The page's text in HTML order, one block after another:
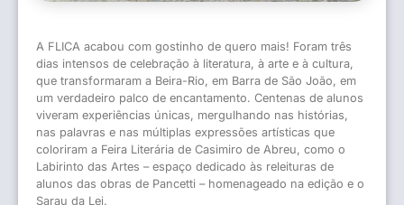
A FLICA acabou com gostinho de quero mais! Foram três
dias intensos de celebração à literatura, à arte e à cultura,
que transformaram a Beira-Rio, em Barra de São João, em
um verdadeiro palco de encantamento. Centenas de alunos
viveram experiências únicas, mergulhando nas histórias,
nas palavras e nas múltiplas expressões artísticas que
coloriram a Feira Literária de Casimiro de Abreu, como o
Labirinto das Artes – espaço dedicado às releituras de
alunos das obras de Pancetti – homenageado na edição e o
Sarau da Lei.